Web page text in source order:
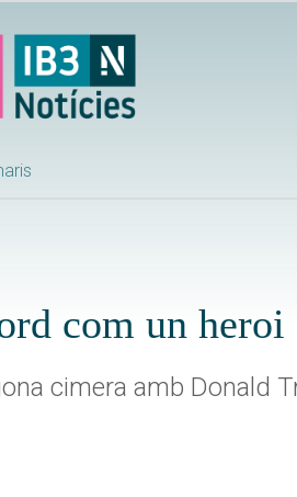
com un heroi
cimera amb Donald